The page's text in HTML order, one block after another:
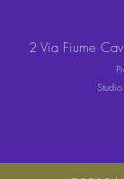
2 Via Fiume